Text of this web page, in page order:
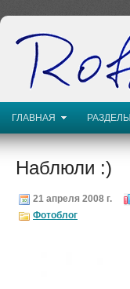
ГЛАВНАЯ РАЗДЕЛЫ
Наблюли :)
21 апреля 2008 г.
Фотоблог